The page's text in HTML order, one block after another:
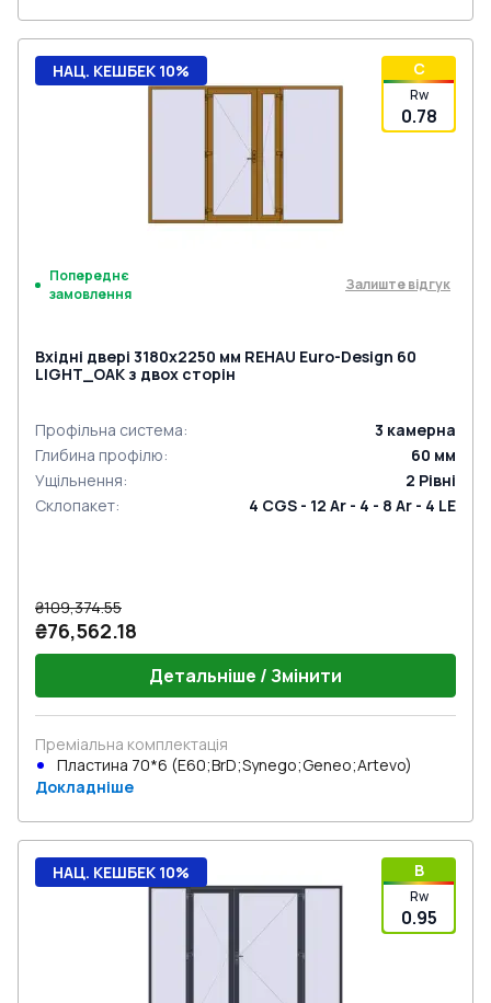
C
Rw
0.78
НАЦ. КЕШБЕК 10%
Попереднє
замовлення
Залиште відгук
Вхідні двері 3180x2250 мм REHAU Euro-Design 60
LIGHT_OAK з двох сторін
Профільна система: 3 камерна
Глибина профілю: 60 мм
Ущільнення: 2 Рівні
Склопакет: 4 CGS - 12 Ar - 4 - 8 Ar - 4 LE
₴109,374.55
₴76,562.18
Детальніше / Змінити
Преміальна комплектація
Пластина 70*6 (E60;BrD;Synego;Geneo;Artevo)
Докладніше
B
Rw
0.95
НАЦ. КЕШБЕК 10%